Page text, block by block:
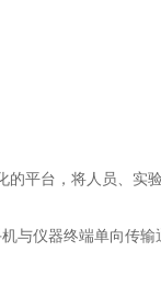
平台，将人员、实
与仪器终端单向传